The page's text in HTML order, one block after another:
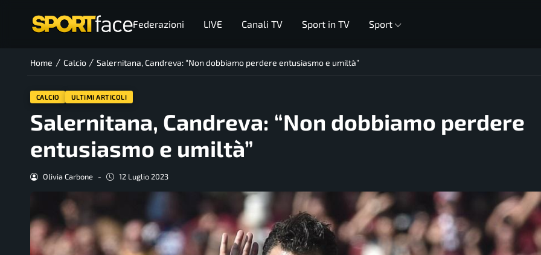
Federazioni LIVE Canali TV Sport in TV Sport
Home / Calcio / Salernitana, Candreva: “Non dobbiamo perdere entusiasmo e umiltà”
CALCIO ULTIMI ARTICOLI
Salernitana, Candreva: “Non dobbiamo perdere
entusiasmo e umiltà”
Olivia Carbone - 12 Luglio 2023